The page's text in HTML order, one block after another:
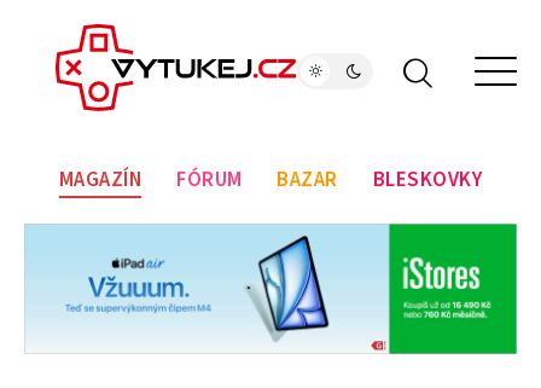
MAGAZÍN FÓRUM BAZAR BLESKOVKY